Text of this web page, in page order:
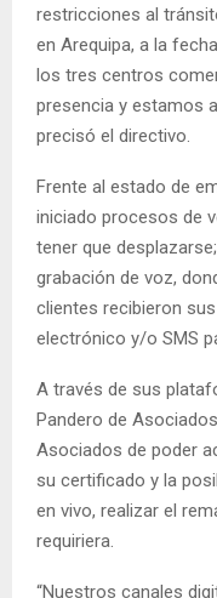
restricciones al
en Arequipa, a la
los tres centros
presencia y estamos
precisó el directivo.
Frente al estado de
iniciado procesos de
tener que
grabación de voz,
clientes recibieron
electrónico y/o SMS
A través de sus
Pandero de
Asociados de poder
su certificado y la
en vivo, realizar el
requiriera.
“Nuestros canales